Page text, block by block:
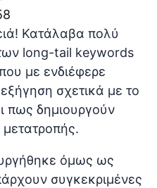
Κατάλαβα πολύ
long-tail keywords
με ενδιέφερε
σχετικά με το
πως δημιουργούν
όμως ως
συγκεκριμένες